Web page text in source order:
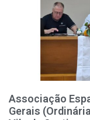
Associação
Gerais